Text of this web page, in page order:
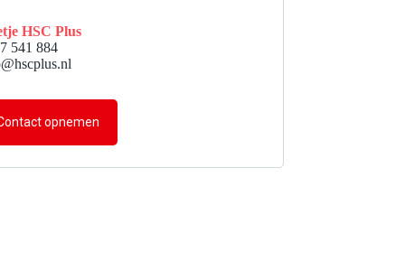
HSC Plus
541 884
opnemen